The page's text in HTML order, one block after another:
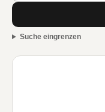
Suche eingrenzen